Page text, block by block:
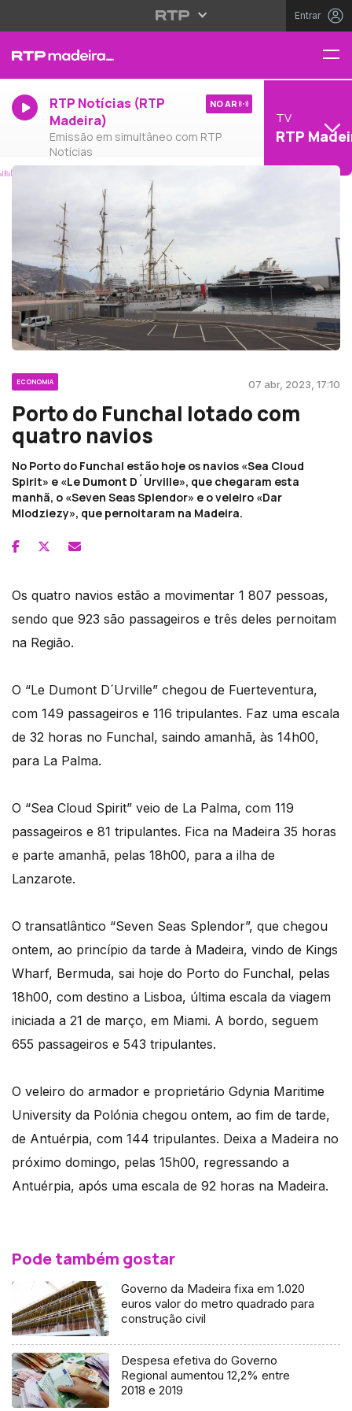
Entrar
RTP Notícias (RTP
Madeira)
Emissão em simultâneo com RTP
Notícias
NO AR
TV
RTP
ECONOMIA 07 abr, 2023, 17:10
Porto do Funchal lotado com
quatro navios
No Porto do Funchal estão hoje os navios «Sea Cloud
Spirit» e «Le Dumont D´Urville», que chegaram esta
manhã, o «Seven Seas Splendor» e o veleiro «Dar
Mlodziezy», que pernoitaram na Madeira.
Os quatro navios estão a movimentar 1 807 pessoas,
sendo que 923 são passageiros e três deles pernoitam
na Região.
O “Le Dumont D´Urville” chegou de Fuerteventura,
com 149 passageiros e 116 tripulantes. Faz uma escala
de 32 horas no Funchal, saindo amanhã, às 14h00,
para La Palma.
O “Sea Cloud Spirit” veio de La Palma, com 119
passageiros e 81 tripulantes. Fica na Madeira 35 horas
e parte amanhã, pelas 18h00, para a ilha de
Lanzarote.
O transatlântico “Seven Seas Splendor”, que chegou
ontem, ao princípio da tarde à Madeira, vindo de Kings
Wharf, Bermuda, sai hoje do Porto do Funchal, pelas
18h00, com destino a Lisboa, última escala da viagem
iniciada a 21 de março, em Miami. A bordo, seguem
655 passageiros e 543 tripulantes.
O veleiro do armador e proprietário Gdynia Maritime
University da Polónia chegou ontem, ao fim de tarde,
de Antuérpia, com 144 tripulantes. Deixa a Madeira no
próximo domingo, pelas 15h00, regressando a
Antuérpia, após uma escala de 92 horas na Madeira.
Pode também gostar
Governo da Madeira fixa em 1.020
euros valor do metro quadrado para
construção civil
Despesa efetiva do Governo
Regional aumentou 12,2% entre
2018 e 2019